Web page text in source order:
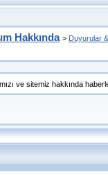
Hakkında > Duyurular
ve sitemiz hakkında